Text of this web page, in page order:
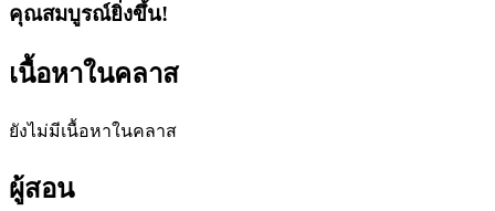
คุณสมบูรณ์ยิ่งขึ้น!
เนื้อหาในคลาส
ยังไม่มีเนื้อหาในคลาส
ผู้สอน